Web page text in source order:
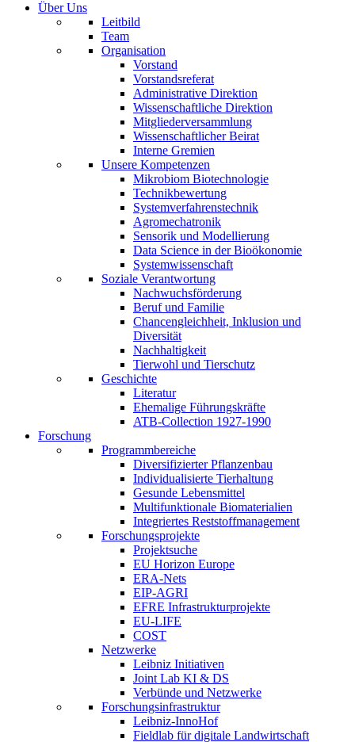
Über Uns
Leitbild
Team
Organisation
Vorstand
Vorstandsreferat
Administrative Direktion
Wissenschaftliche Direktion
Mitgliederversammlung
Wissenschaftlicher Beirat
Interne Gremien
Unsere Kompetenzen
Mikrobiom Biotechnologie
Technikbewertung
Systemverfahrenstechnik
Agromechatronik
Sensorik und Modellierung
Data Science in der Bioökonomie
Systemwissenschaft
Soziale Verantwortung
Nachwuchsförderung
Beruf und Familie
Chancengleichheit, Inklusion und
Diversität
Nachhaltigkeit
Tierwohl und Tierschutz
Geschichte
Literatur
Ehemalige Führungskräfte
ATB-Collection 1927-1990
Forschung
Programmbereiche
Diversifizierter Pflanzenbau
Individualisierte Tierhaltung
Gesunde Lebensmittel
Multifunktionale Biomaterialien
Integriertes Reststoffmanagement
Forschungsprojekte
Projektsuche
EU Horizon Europe
ERA-Nets
EIP-AGRI
EFRE Infrastrukturprojekte
EU-LIFE
COST
Netzwerke
Leibniz Initiativen
Joint Lab KI & DS
Verbünde und Netzwerke
Forschungsinfrastruktur
Leibniz-InnoHof
Fieldlab für digitale Landwirtschaft